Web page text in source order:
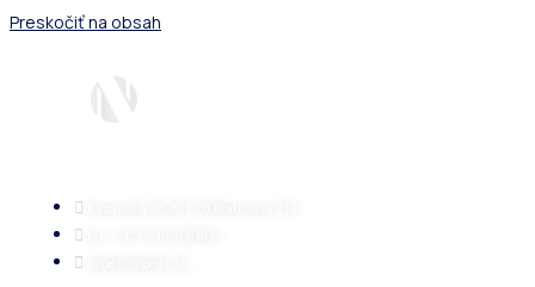
Preskočiť na obsah